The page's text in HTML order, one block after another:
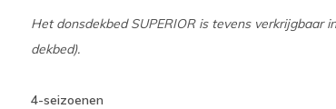
Het donsdekbed SUPERIOR is tevens verkrijgbaar
dekbed).
4-seizoenen